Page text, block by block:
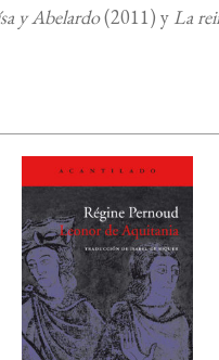
y Abelardo(2011) y La